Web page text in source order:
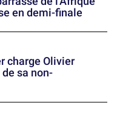
en demi-finale
charge Olivier
sa non-